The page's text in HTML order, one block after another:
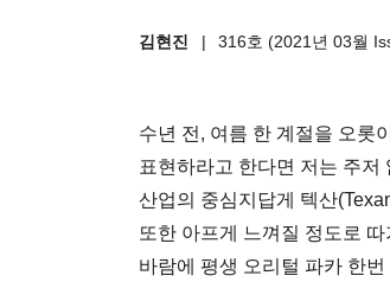
김현진 | 316호 (2021년 03월
수년 전, 여름 한 계절을 오롯
표현하라고 한다면 저는 주저
산업의 중심지답게 텍산
또한 아프게 느껴질 정도로
바람에 평생 오리털 파카 한